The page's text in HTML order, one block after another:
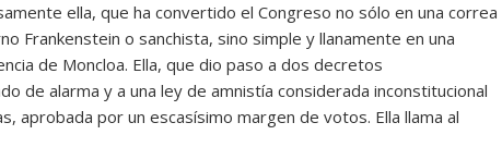
ella, que ha convertido el Congreso no sólo en una correa
Frankenstein o sanchista, sino simple y llanamente en una
de Moncloa. Ella, que dio paso a dos decretos
de alarma y a una ley de amnistía considerada inconstitucional
aprobada por un escasísimo margen de votos. Ella llama al